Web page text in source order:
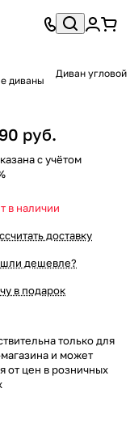
диваны
Диван
руб.
с учётом
в наличии
доставку
дешевле?
в подарок
только для
и может
от цен в розничных